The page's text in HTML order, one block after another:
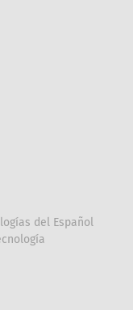
del Español